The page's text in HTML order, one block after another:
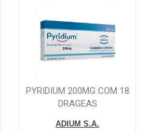
PYRIDIUM 200MG COM 18
DRAGEAS
ADIUM S.A.